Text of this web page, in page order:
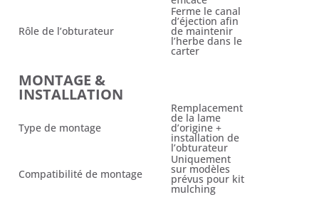
Rôle de l’obturateur
Ferme le canal
d’éjection afin
de maintenir
l’herbe dans le
carter
MONTAGE &
INSTALLATION
Type de montage
Remplacement
de la lame
d’origine +
installation de
l’obturateur
Compatibilité de montage
Uniquement
sur modèles
prévus pour kit
mulching